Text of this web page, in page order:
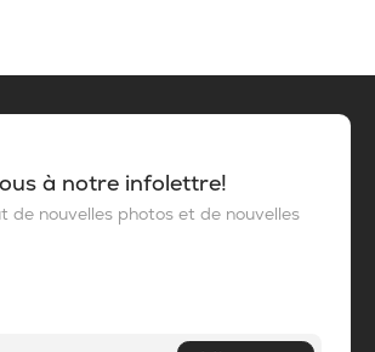
à notre infolettre!
de nouvelles photos et de nouvelles